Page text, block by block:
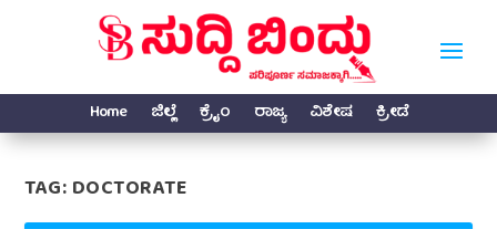
Home ಜಿಲ್ಲೆ ಕ್ರೈಂ ರಾಜ್ಯ ವಿಶೇಷ ಕ್ರೀಡೆ
TAG:DOCTORATE